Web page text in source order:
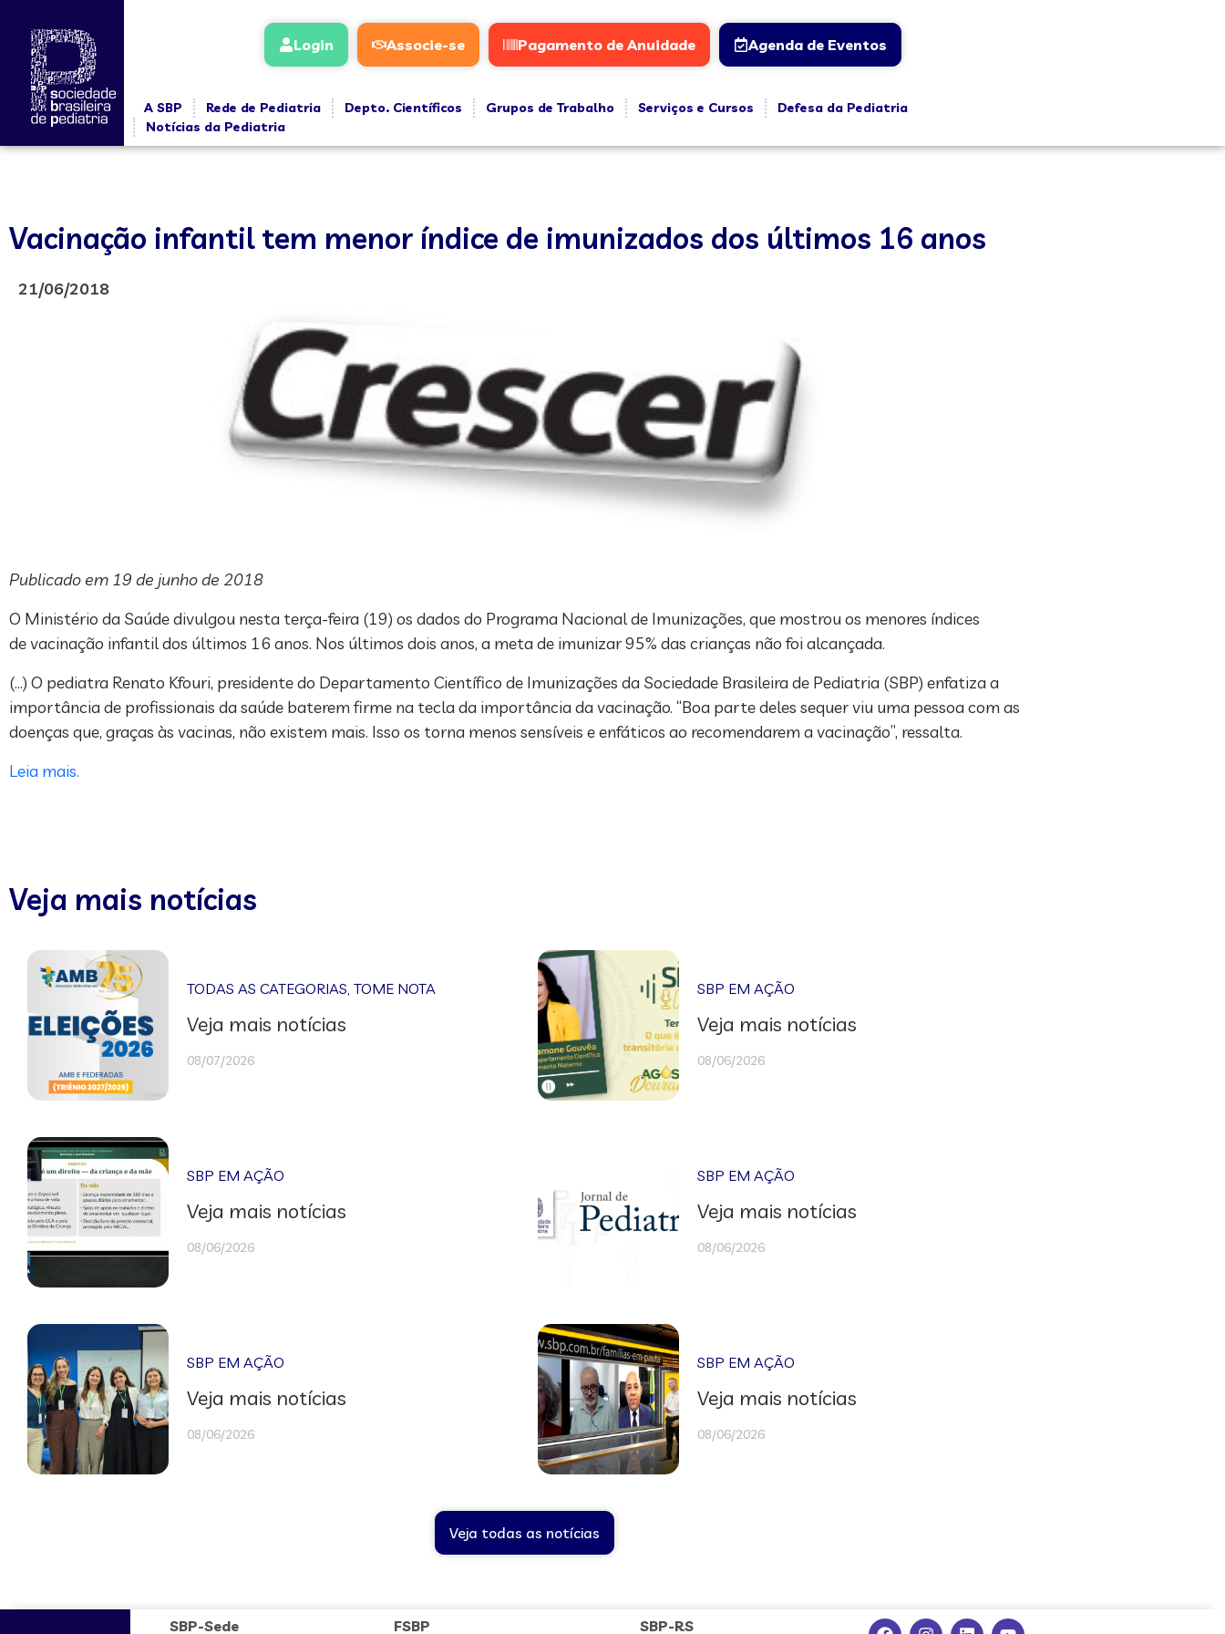
Login Associe-se Pagamento de Anuidade Agenda de Eventos
A SBP Rede de Pediatria Depto. Científicos Grupos de Trabalho Serviços e Cursos
Defesa da Pediatria
Notícias da Pediatria
Vacinação infantil tem menor índice de imunizados dos últimos 16 anos
21/06/2018
Publicado em 19 de junho de 2018
O Ministério da Saúde divulgou nesta terça-feira (19) os dados do Programa Nacional de Imunizações, que mostrou os menores índices
de vacinação infantil dos últimos 16 anos. Nos últimos dois anos, a meta de imunizar 95% das crianças não foi alcançada.
(…) O pediatra Renato Kfouri, presidente do Departamento Científico de Imunizações da Sociedade Brasileira de Pediatria (SBP) enfatiza a
importância de profissionais da saúde baterem firme na tecla da importância da vacinação. “Boa parte deles sequer viu uma pessoa com as
doenças que, graças às vacinas, não existem mais. Isso os torna menos sensíveis e enfáticos ao recomendarem a vacinação”, ressalta.
Leia mais.
Veja mais notícias
TODAS AS CATEGORIAS,TOME NOTA
Veja mais notícias
08/07/2026
SBP EM AÇÃO
Veja mais notícias
08/06/2026
SBP EM AÇÃO
Veja mais notícias
08/06/2026
SBP EM AÇÃO
Veja mais notícias
08/06/2026
SBP EM AÇÃO
Veja mais notícias
08/06/2026
SBP EM AÇÃO
Veja mais notícias
08/06/2026
Veja todas as notícias
SBP-Sede FSBP SBP-RS